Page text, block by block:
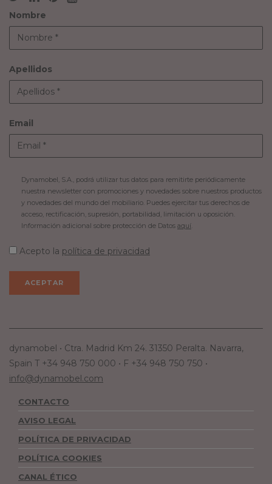
Nombre
Apellidos
Email
Dynamobel, S.A., podrá utilizar tus datos para remitirte periódicamente
nuestra newsletter con promociones y novedades sobre nuestros productos
y novedades del mundo del mobiliario. Puedes ejercitar tus derechos de
acceso, rectificación, supresión, portabilidad, limitación u oposición.
Información adicional sobre protección de Datos aquí
Acepto la política de privacidad
dynamobel • Ctra. Madrid Km 24. 31350 Peralta. Navarra,
Spain T +34 948 750 000 • F +34 948 750 750 •
info@dynamobel.com
CONTACTO
AVISO LEGAL
POLÍTICA DE PRIVACIDAD
POLÍTICA COOKIES
CANAL ÉTICO